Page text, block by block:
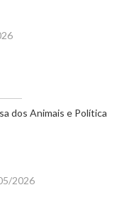
dos Animais e Política
2026